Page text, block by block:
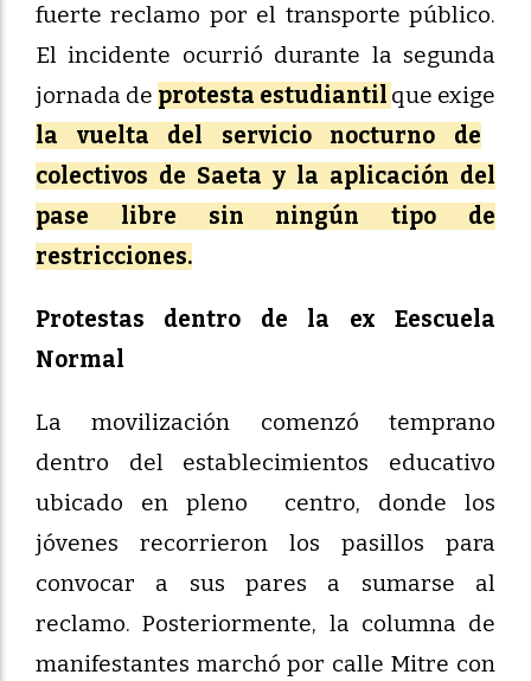
fuerte reclamo por el transporte público.
El incidente ocurrió durante la segunda
jornada de protesta estudiantil que exige
la vuelta del servicio nocturno de
colectivos de Saeta y la aplicación del
pase libre sin ningún tipo de
restricciones.
Protestas dentro de la ex Eescuela
Normal
La movilización comenzó temprano
dentro del establecimientos educativo
ubicado en pleno centro, donde los
jóvenes recorrieron los pasillos para
convocar a sus pares a sumarse al
reclamo. Posteriormente, la columna de
manifestantes marchó por calle Mitre con